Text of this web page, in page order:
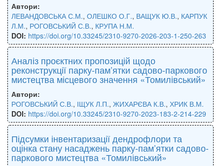
Автори:
ЛЕВАНДОВСЬКА С.М., ОЛЕШКО О.Г., ВАЩУК Ю.В., КАРПУК
Л.М., РОГОВСЬКИЙ С.В., КРУПА Н.М.
DOI: https://doi.org/10.33245/2310-9270-2026-203-1-250-263
Аналіз проєктних пропозицій щодо
реконструкції парку-пам’ятки садово-паркового
мистецтва місцевого значення «Томилівський»
Автори:
РОГОВСЬКИЙ С.В., ІЩУК Л.П., ЖИХАРЄВА К.В., ХРИК В.М.
DOI: https://doi.org/10.33245/2310-9270-2023-183-2-214-229
Підсумки інвентаризації дендрофлори та
оцінка стану насаджень парку-пам’ятки садово-
паркового мистецтва «Томилівський»